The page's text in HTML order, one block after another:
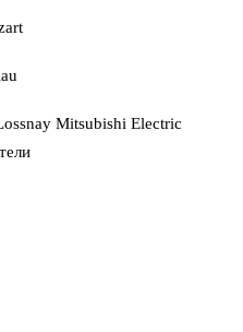
Mitsubishi Electric